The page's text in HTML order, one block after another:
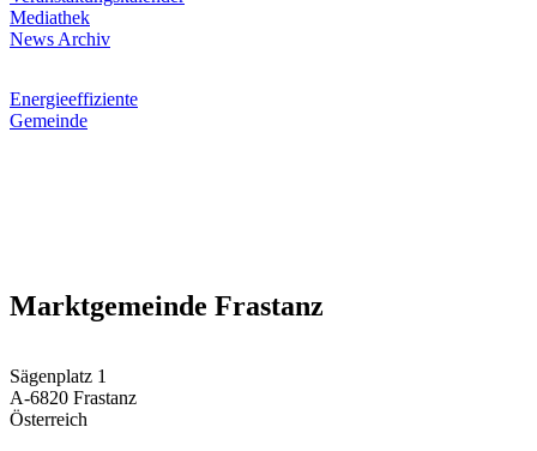
Mediathek
News Archiv
Energieeffiziente
Gemeinde
Marktgemeinde Frastanz
Sägenplatz 1
A-6820 Frastanz
Österreich